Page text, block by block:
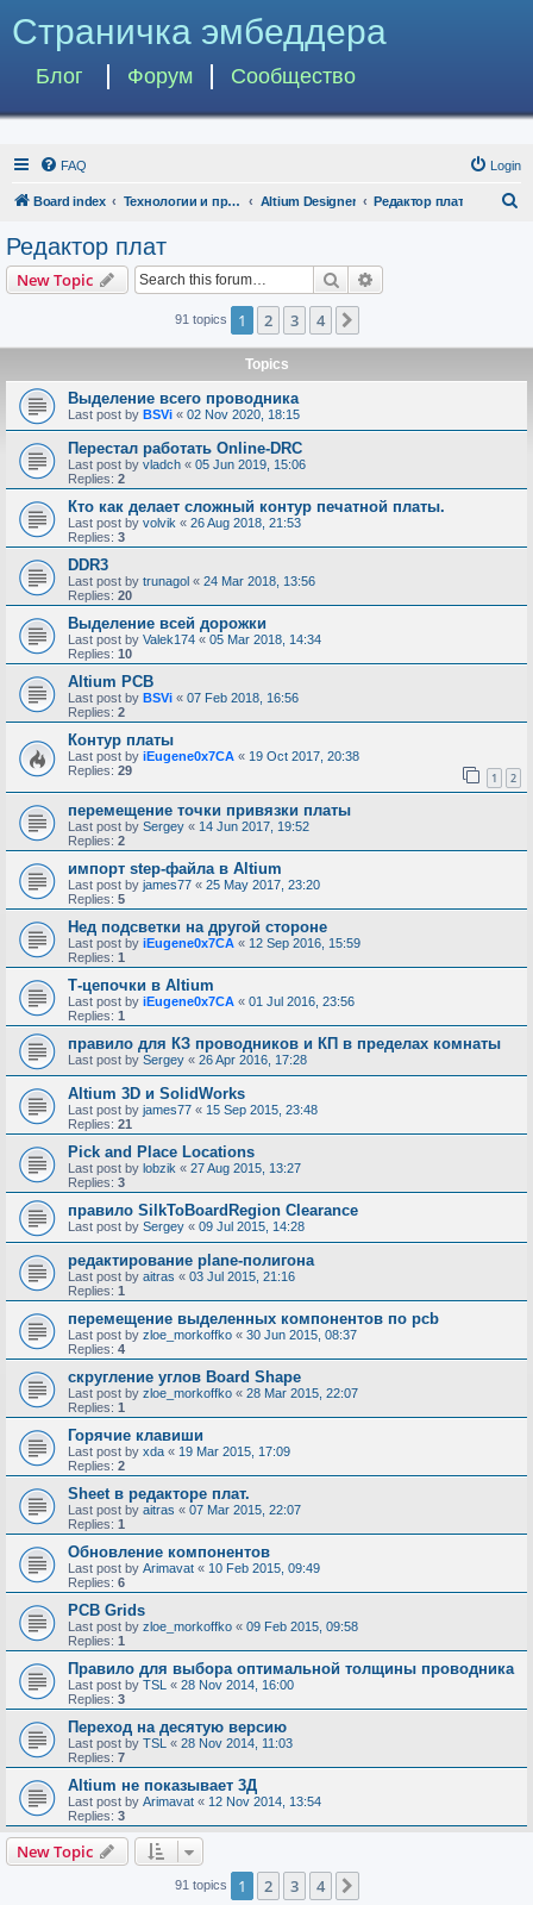
Страничка эмбеддера
Блог Форум Сообщество
FAQ Login
Board index Технологии и программы Altium Designer Редактор плат
Редактор плат
New Topic Search
91 topics 1 2 3 4
Topics
Выделение всего проводника
Last post by BSVi « 02 Nov 2020, 18:15
Перестал работать Online-DRC
Last post by vladch « 05 Jun 2019, 15:06
Replies: 2
Кто как делает сложный контур печатной платы.
Last post by volvik « 26 Aug 2018, 21:53
Replies: 3
DDR3
Last post by trunagol « 24 Mar 2018, 13:56
Replies: 20
Выделение всей дорожки
Last post by Valek174 « 05 Mar 2018, 14:34
Replies: 10
Altium PCB
Last post by BSVi « 07 Feb 2018, 16:56
Replies: 2
Контур платы
Last post by iEugene0x7CA « 19 Oct 2017, 20:38
Replies: 29 1 2
перемещение точки привязки платы
Last post by Sergey « 14 Jun 2017, 19:52
Replies: 2
импорт step-файла в Altium
Last post by james77 « 25 May 2017, 23:20
Replies: 5
Нед подсветки на другой стороне
Last post by iEugene0x7CA « 12 Sep 2016, 15:59
Replies: 1
Т-цепочки в Altium
Last post by iEugene0x7CA « 01 Jul 2016, 23:56
Replies: 1
правило для КЗ проводников и КП в пределах комнаты
Last post by Sergey « 26 Apr 2016, 17:28
Altium 3D и SolidWorks
Last post by james77 « 15 Sep 2015, 23:48
Replies: 21
Pick and Place Locations
Last post by lobzik « 27 Aug 2015, 13:27
Replies: 3
правило SilkToBoardRegion Clearance
Last post by Sergey « 09 Jul 2015, 14:28
редактирование plane-полигона
Last post by aitras « 03 Jul 2015, 21:16
Replies: 1
перемещение выделенных компонентов по pcb
Last post by zloe_morkoffko « 30 Jun 2015, 08:37
Replies: 4
скругление углов Board Shape
Last post by zloe_morkoffko « 28 Mar 2015, 22:07
Replies: 1
Горячие клавиши
Last post by xda « 19 Mar 2015, 17:09
Replies: 2
Sheet в редакторе плат.
Last post by aitras « 07 Mar 2015, 22:07
Replies: 1
Обновление компонентов
Last post by Arimavat « 10 Feb 2015, 09:49
Replies: 6
PCB Grids
Last post by zloe_morkoffko « 09 Feb 2015, 09:58
Replies: 1
Правило для выбора оптимальной толщины проводника
Last post by TSL « 28 Nov 2014, 16:00
Replies: 3
Переход на десятую версию
Last post by TSL « 28 Nov 2014, 11:03
Replies: 7
Altium не показывает 3Д
Last post by Arimavat « 12 Nov 2014, 13:54
Replies: 3
New Topic
91 topics 1 2 3 4